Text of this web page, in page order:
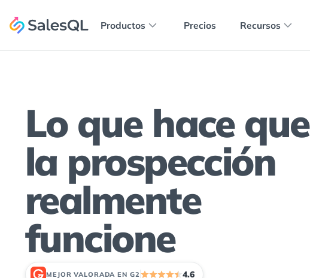
Productos Precios Recursos
Lo que hace que
la prospección
realmente
funcione
2 MEJOR VALORADA EN G2 4.6